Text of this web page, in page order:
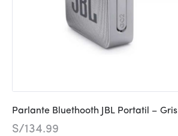
Parlante Bluethooth JBL Portatil – Gris
S/134.99